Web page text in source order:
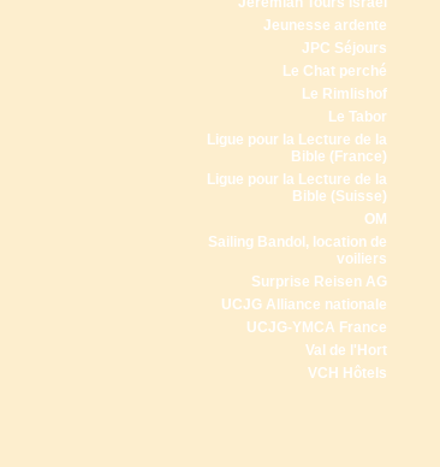
Jeunesse ardente
JPC Séjours
Le Chat perché
Le Rimlishof
Le Tabor
Ligue pour la Lecture de la
Bible (France)
Ligue pour la Lecture de la
Bible (Suisse)
OM
Sailing Bandol, location de
voiliers
Surprise Reisen AG
UCJG Alliance nationale
UCJG-YMCA France
Val de l'Hort
VCH Hôtels